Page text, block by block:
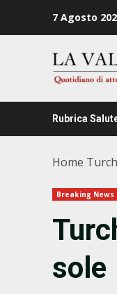
7 Agosto
Rubrica
Home
Breaking News
sole